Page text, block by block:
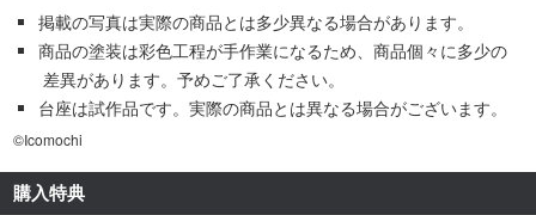
掲載の写真は実際の商品とは多少異なる場合があります。
商品の塗装は彩色工程が手作業になるため、商品個々に多少の
差異があります。予めご了承ください。
台座は試作品です。実際の商品とは異なる場合がございます。
©Icomochi
購入特典